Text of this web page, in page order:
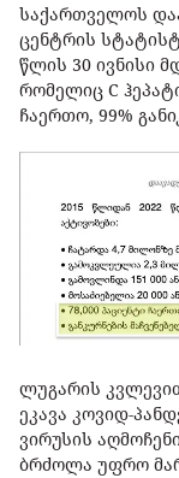
საქართველოს
ცენტრის
წლის 30 ივნისი
რომელიც C
ჩაერთო, 99%
ლუგარის
ეკავა კოვიდ-
ვირუსის
ბრძოლა უფრო